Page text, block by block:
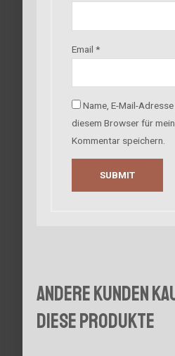
Email *
Name, E-Mail-
diesem Browser für
Kommentar speichern.
Andere Kunden
diese Produkte